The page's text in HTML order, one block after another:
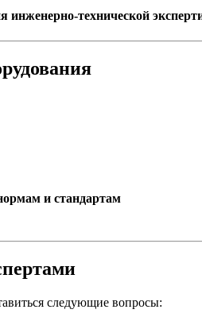
инженерно-технической
и стандартам
следующие вопросы: